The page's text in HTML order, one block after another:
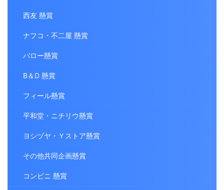
西友 懸賞
ナフコ・不二屋 懸賞
バロー懸賞
B＆D 懸賞
フィール懸賞
平和堂・ニチリウ懸賞
ヨシヅヤ・Ｙストア懸賞
その他共同企画懸賞
コンビニ 懸賞